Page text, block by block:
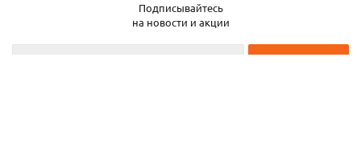
Подписывайтесь
на новости и акции